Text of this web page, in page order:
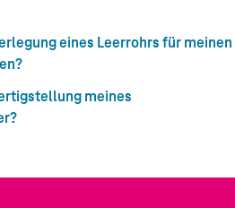
eines Leerrohrs für meinen
meines